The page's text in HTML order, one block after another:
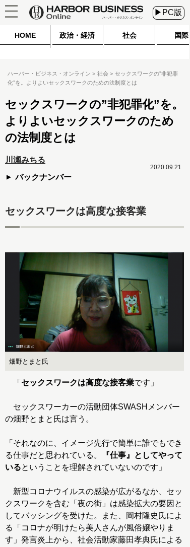
▶PC版
HOME 政治・経済 社会 国際
ハーバー・ビジネス・オンライン 社会
セックスワークの”非犯罪
化”を。よりよいセックスワークのための法制度とは
セックスワークの”非犯罪化”を。
よりよいセックスワークのため
の法制度とは
川瀬みちる
バックナンバー
2020.09.21
セックスワークは高度な接客業
畑野とまと氏
「 セックスワークは高度な接客業です」
セックスワーカーの活動団体SWASHメンバー
の畑野とまと氏は言う。
「それなのに、イメージ先行で簡単に誰でもでき
る仕事だと思われている。
『仕事』としてやって
いるということを理解されていないのです」
新型コロナウイルスの感染が広がるなか、セッ
クスワークを含む「夜の街」は感染拡大の要因と
してバッシングを受けた。また、岡村隆史氏によ
る「コロナが明けたら美人さんが風俗嬢やりま
す」発言炎上から、社会活動家藤田孝典氏による